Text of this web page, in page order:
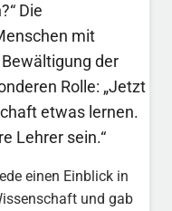
Die
mit
der
Rolle: „Jetzt
etwas lernen.
Lehrer sein.“
einen Einblick in
und gab